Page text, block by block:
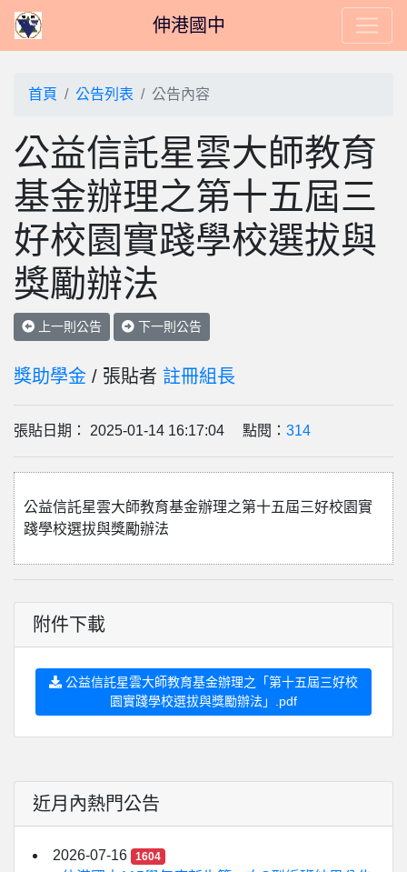
伸港國中
首頁 公告列表 公告內容
公益信託星雲大師教育
基金辦理之第十五屆三
好校園實踐學校選拔與
獎勵辦法
上一則公告 下一則公告
獎助學金 / 張貼者 註冊組長
張貼日期： 2025-01-14 16:17:04 點閱： 314
公益信託星雲大師教育基金辦理之第十五屆三好校園實
踐學校選拔與獎勵辦法
附件下載
公益信託星雲大師教育基金辦理之「第十五屆三好校
園實踐學校選拔與獎勵辦法」.pdf
近月內熱門公告
2026-07-16 1604